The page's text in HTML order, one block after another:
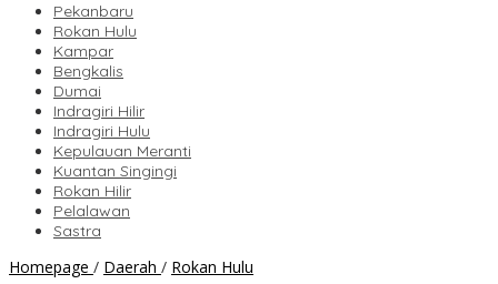
Pekanbaru
Rokan Hulu
Kampar
Bengkalis
Dumai
Indragiri Hilir
Indragiri Hulu
Kepulauan Meranti
Kuantan Singingi
Rokan Hilir
Pelalawan
Sastra
Homepage / Daerah / Rokan Hulu